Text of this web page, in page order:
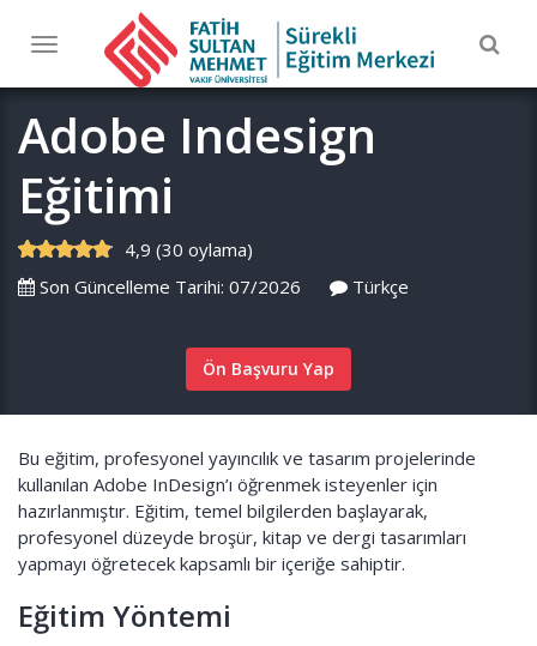
Toggle
navigation
Adobe Indesign
Eğitimi
4,9 (30 oylama)
Son Güncelleme Tarihi: 07/2026
Türkçe
Ön Başvuru Yap
Bu eğitim, profesyonel yayıncılık ve tasarım projelerinde
kullanılan Adobe InDesign’ı öğrenmek isteyenler için
hazırlanmıştır. Eğitim, temel bilgilerden başlayarak,
profesyonel düzeyde broşür, kitap ve dergi tasarımları
yapmayı öğretecek kapsamlı bir içeriğe sahiptir.
Eğitim Yöntemi